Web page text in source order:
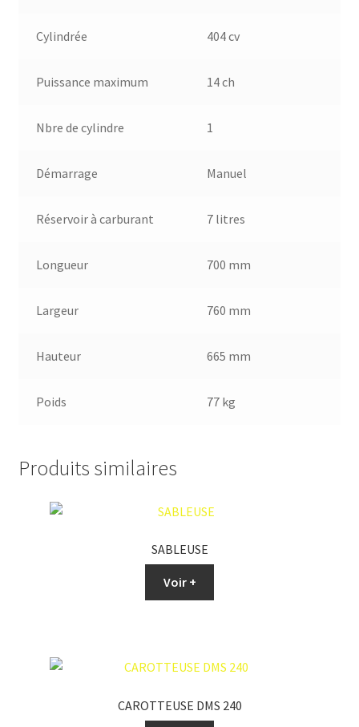
Cylindrée 404 cv
Puissance maximum 14 ch
Nbre de cylindre 1
Démarrage Manuel
Réservoir à carburant 7 litres
Longueur 700 mm
Largeur 760 mm
Hauteur 665 mm
Poids 77 kg
Produits similaires
SABLEUSE
Voir +
CAROTTEUSE DMS 240